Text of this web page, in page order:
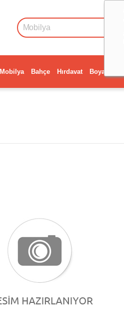
Mobilya Bahçe Hırdavat Boya